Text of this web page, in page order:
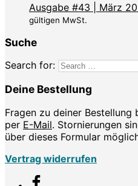
Ausgabe #43 | März
gültigen MwSt.
Suche
Search for:
Deine Bestellung
Fragen zu deiner
per E-Mail. Stornierungen
über dieses Formular
Vertrag widerrufen